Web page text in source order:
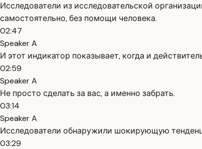
Исследователи из исследовательской
самостоятельно, без помощи человека.
02:47
Speaker A
И этот индикатор показывает, когда и
02:59
Speaker A
Не просто сделать за вас, а именно забрать.
03:14
Speaker A
Исследователи обнаружили шокирующую
03:29